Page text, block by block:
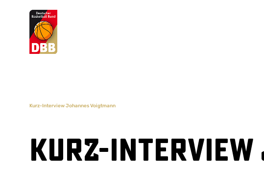
Suchvorschläge
Kurz-Interview Johannes Voigtmann
Kurz-Interview